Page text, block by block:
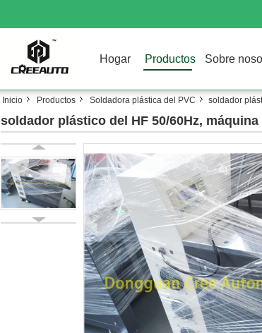
Hogar Productos Sobre
Inicio Productos Soldadora plástica del PVC soldador
soldador plástico del HF 50/60Hz,